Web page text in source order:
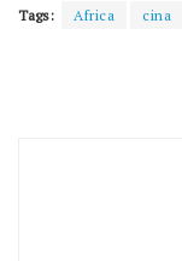
Tags: Africa cina